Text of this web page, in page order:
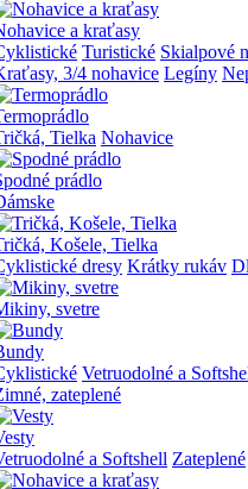
a kraťasy
Turistické Skialpové
3/4 nohavice Legíny
Tielka Nohavice
prádlo
Košele, Tielka
dresy Krátky rukáv
svetre
Vetruodolné a
zateplené
a Softshell Zateplené